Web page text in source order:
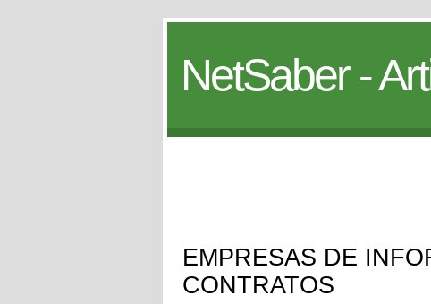
NetSaber -
EMPRESAS DE
CONTRATOS